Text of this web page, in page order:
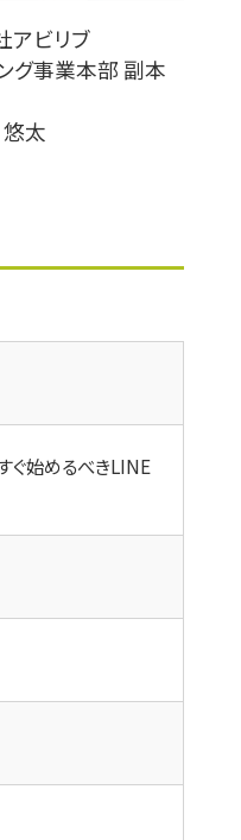
ブ
業本部 副本
ぐ始めるべきLINE